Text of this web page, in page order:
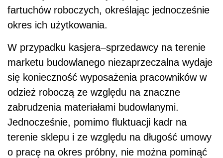
fartuchów roboczych, określając jednocześnie
okres ich użytkowania.
W przypadku kasjera–sprzedawcy na terenie
marketu budowlanego niezaprzeczalna wydaje
się konieczność wyposażenia pracowników w
odzież roboczą ze względu na znaczne
zabrudzenia materiałami budowlanymi.
Jednocześnie, pomimo fluktuacji kadr na
terenie sklepu i ze względu na długość umowy
o pracę na okres próbny, nie można pominąć